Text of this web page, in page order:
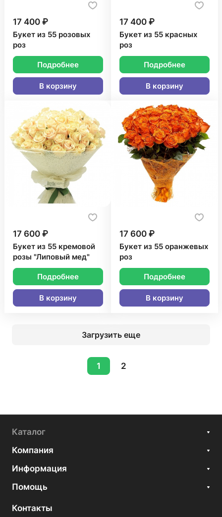
17 400 ₽
Букет из 55 розовых
роз
Подробнее
В корзину
17 400 ₽
Букет из 55 красных
роз
Подробнее
В корзину
17 600 ₽
Букет из 55 кремовой
розы "Липовый мед"
Подробнее
В корзину
17 600 ₽
Букет из 55 оранжевых
роз
Подробнее
В корзину
Загрузить еще
1 2
Каталог
Компания
Информация
Помощь
Контакты